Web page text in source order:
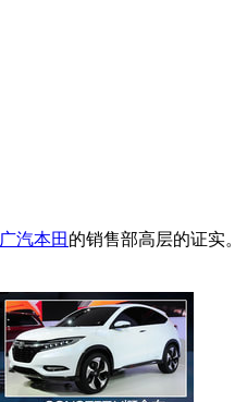
广汽本田 的销售部高层的证实。